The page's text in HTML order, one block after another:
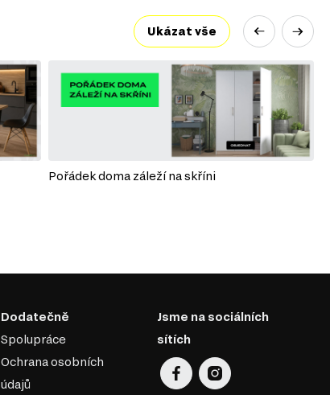
Ukázat vše
Pořádek doma záleží na skříni
Dodatečně
Spolupráce
Ochrana osobních
údajů
Jsme na sociálních
sítích